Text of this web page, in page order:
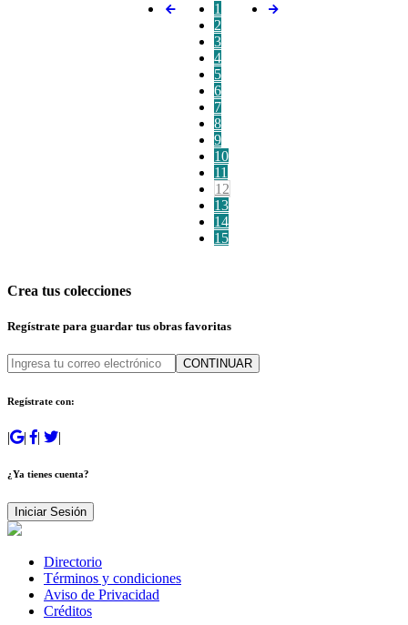
1
2
3
4
5
6
7
8
9
10
11
12
13
14
15
Crea tus colecciones
Regístrate para guardar tus obras favoritas
CONTINUAR
Regístrate con:
| | | |
¿Ya tienes cuenta?
Iniciar Sesión
Directorio
Términos y condiciones
Aviso de Privacidad
Créditos